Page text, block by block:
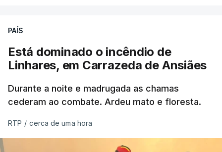
ERRO100
ERROR ON HTML5 MEDIA ELEMENT
ESTE CONTEÚDO ESTÁ NESTE
MOMENTO INDISPONÍVEL
PAÍS
Está dominado o incêndio de
Linhares, em Carrazeda de Ansiães
Durante a noite e madrugada as chamas
cederam ao combate. Ardeu mato e floresta.
RTP / cerca de uma hora